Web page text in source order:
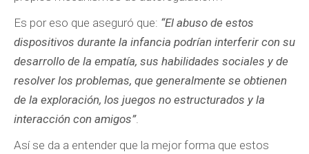
Es por eso que aseguró que: “El abuso de estos
dispositivos durante la infancia podrían interferir con su
desarrollo de la empatía, sus habilidades sociales y de
resolver los problemas, que generalmente se obtienen
de la exploración, los juegos no estructurados y la
interacción con amigos”.
Así se da a entender que la mejor forma que estos